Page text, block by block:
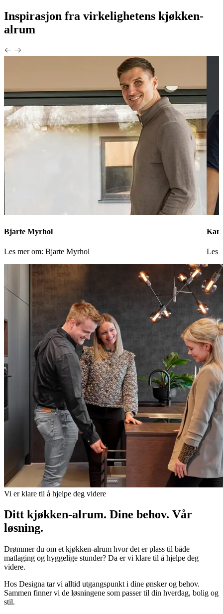
Inspirasjon fra virkelighetens kjøkken-
alrum
Bjarte Myrhol
Les mer om: Bjarte Myrhol Les
Vi er klare til å hjelpe deg videre
Ditt kjøkken-alrum. Dine behov. Vår
løsning.
Drømmer du om et kjøkken-alrum hvor det er plass til både
matlaging og hyggelige stunder? Da er vi klare til å hjelpe deg
videre.
Hos Designa tar vi alltid utgangspunkt i dine ønsker og behov.
Sammen finner vi de løsningene som passer til din hverdag, bolig og
stil.